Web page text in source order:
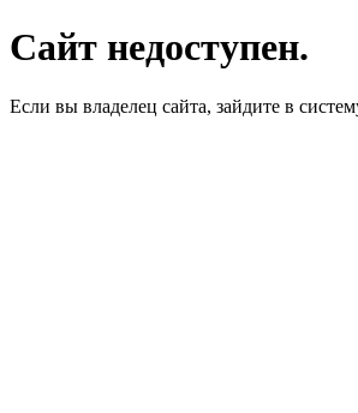
Сайт недоступен.
Если вы владелец сайта, зайдите в